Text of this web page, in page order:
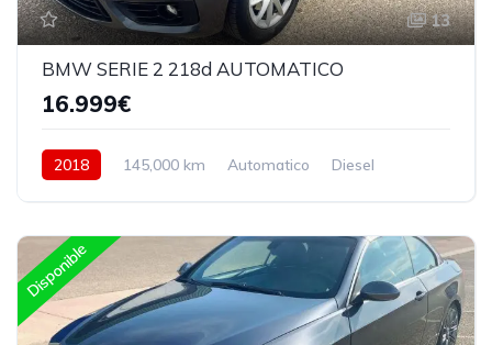
13
BMW SERIE 2 218d AUTOMATICO
16.999€
2018 145,000 km Automatico
Diesel
Disponible